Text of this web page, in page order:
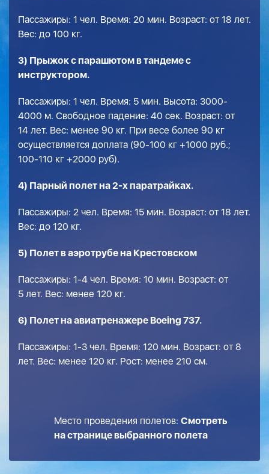
Пассажиры: 1 чел. Время: 20 мин. Возраст: от 18 лет.
Вес: до 100 кг.
3) Прыжок с парашютом в тандеме с
инструктором.
Пассажиры: 1 чел. Время: 5 мин. Высота: 3000-
4000 м. Свободное падение: 40 сек. Возраст: от
14 лет. Вес: менее 90 кг. При весе более 90 кг
осуществляется доплата (90-100 кг +1000 руб.;
100-110 кг +2000 руб).
4) Парный полет на 2-х паратрайках.
Пассажиры: 2 чел. Время: 15 мин. Возраст: от 18 лет.
Вес: до 120 кг.
5) Полет в аэротрубе на Крестовском
Пассажиры: 1-4 чел. Время: 10 мин. Возраст: от
5 лет. Вес: менее 120 кг.
6) Полет на авиатренажере Boeing 737.
Пассажиры: 1-3 чел. Время: 120 мин. Возраст: от 8
лет. Вес: менее 120 кг. Рост: менее 210 см.
Место проведения полетов: Смотреть
на странице выбранного полета